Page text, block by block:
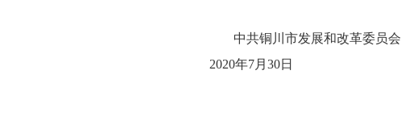
中共铜川市发展和改革委员会
7月30日